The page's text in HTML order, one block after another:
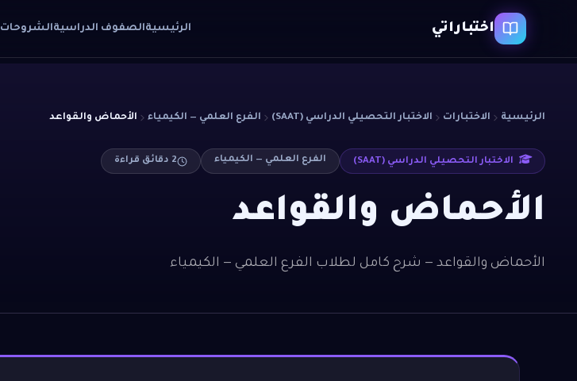
اختباراتي الرئيسيةالصفوف الدراسيةالشروحات
الرئيسية الاختبارات الاختبار التحصيلي الدراسي (SAAT) الفرع العلمي — الكيمياء الأحماض والقواعد
الاختبار التحصيلي الدراسي (SAAT) الفرع العلمي — الكيمياء 2 دقائق قراءة
الأحماض والقواعد
الأحماض والقواعد — شرح كامل لطلاب الفرع العلمي — الكيمياء